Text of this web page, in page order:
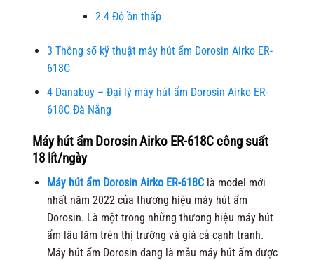
2.4Độ ồn thấp
3 Thông số kỹ thuật máy hút ẩm Dorosin Airko ER-
618C
4Danabuy – Đại lý máy hút ẩm Dorosin Airko ER-
618C Đà Nẵng
Máy hút ẩm Dorosin Airko ER-618C công suất
18 lít/ngày
Máy hút ẩm Dorosin Airko ER-618Clà model mới
nhất năm 2022 của thương hiệu máy hút ẩm
Dorosin. Là một trong những thương hiệu máy hút
ẩm lâu lăm trên thị trường và giá cả cạnh tranh.
Máy hút ẩm Dorosin đang là mẫu máy hút ẩm được